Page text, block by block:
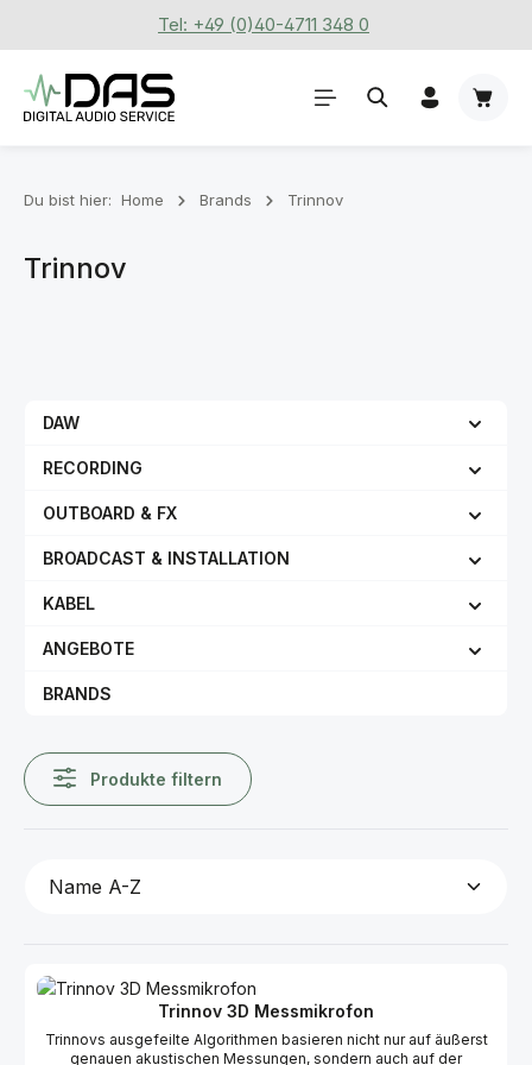
Zum Hauptinhalt springenTel: +49 (0)40-4711 348 0
Du bist hier: Home Brands Trinnov
Trinnov
DAW
RECORDING
OUTBOARD & FX
BROADCAST & INSTALLATION
KABEL
ANGEBOTE
BRANDS
Produkte filtern
Trinnov 3D Messmikrofon
Trinnovs ausgefeilte Algorithmen basieren nicht nur auf äußerst
genauen akustischen Messungen, sondern auch auf der